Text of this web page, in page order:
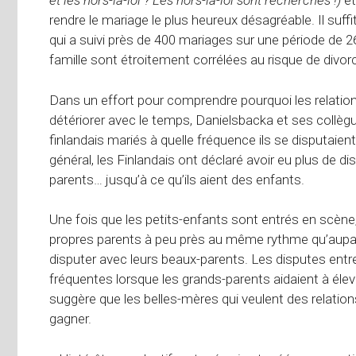
rendre le mariage le plus heureux désagréable. Il
qui a suivi près de 400 mariages sur une période de
famille sont étroitement corrélées au risque de
Dans un effort pour comprendre pourquoi les
détériorer avec le temps, Danielsbacka et ses
finlandais mariés à quelle fréquence ils se
général, les Finlandais ont déclaré avoir eu plus de
parents… jusqu’à ce qu’ils aient des enfants.
Une fois que les petits-enfants sont entrés en
propres parents à peu près au même rythme
disputer avec leurs beaux-parents. Les disputes
fréquentes lorsque les grands-parents aidaient à
suggère que les belles-mères qui veulent des
gagner.